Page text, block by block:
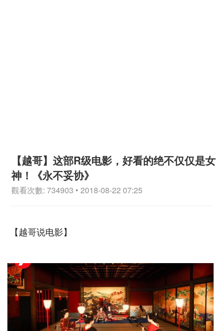
【越哥】这部R级电影，好看的绝不仅仅是女
神！《永不妥协》
觀看次數: 734903 • 2018-08-22 07:25
【越哥说电影】